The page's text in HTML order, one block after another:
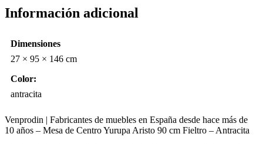
Información adicional
Dimensiones
27 × 95 × 146 cm
Color:
antracita
Venprodin | Fabricantes de muebles en España desde hace más de
10 años – Mesa de Centro Yurupa Aristo 90 cm Fieltro – Antracita